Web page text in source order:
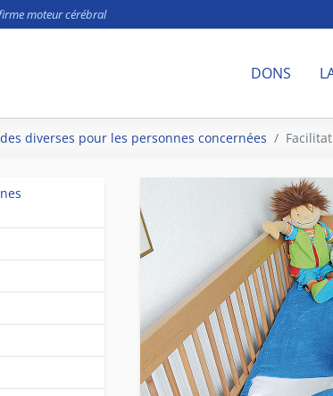
moteur cérébral
DONS
diverses pour les personnes concernées